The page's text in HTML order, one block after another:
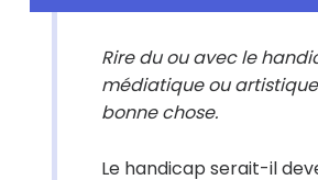
Rire du ou avec le
médiatique ou
bonne chose.
Le handicap serait-il